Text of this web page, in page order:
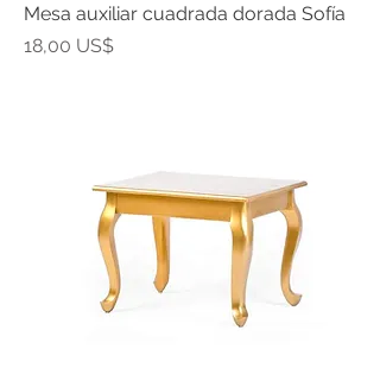
Mesa auxiliar cuadrada dorada Sofía
Precio
18,00 US$